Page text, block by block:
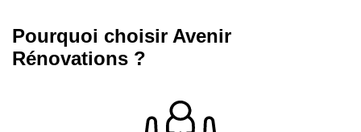
Pourquoi choisir Avenir
Rénovations ?